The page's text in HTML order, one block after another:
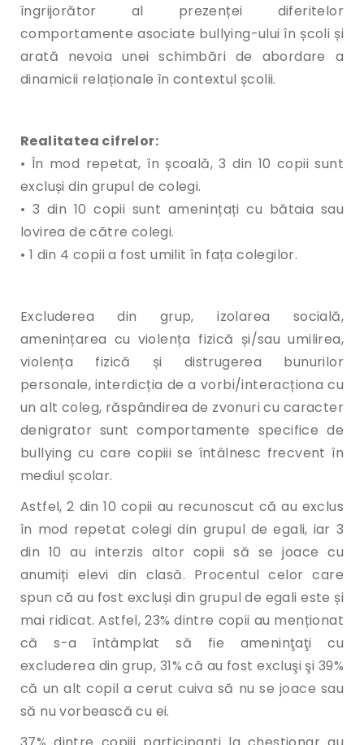
îngrijorător al prezenței diferitelor
comportamente asociate bullying-ului în școli și
arată nevoia unei schimbări de abordare a
dinamicii relaționale în contextul școlii.
Realitatea cifrelor:
• În mod repetat, în școală, 3 din 10 copii sunt
excluși din grupul de colegi.
• 3 din 10 copii sunt amenințați cu bătaia sau
lovirea de către colegi.
• 1 din 4 copii a fost umilit în fața colegilor.
Excluderea din grup, izolarea socială,
amenințarea cu violența fizică și/sau umilirea,
violența fizică și distrugerea bunurilor
personale, interdicția de a vorbi/interacționa cu
un alt coleg, răspândirea de zvonuri cu caracter
denigrator sunt comportamente specifice de
bullying cu care copiii se întâlnesc frecvent în
mediul școlar.
Astfel, 2 din 10 copii au recunoscut că au exclus
în mod repetat colegi din grupul de egali, iar 3
din 10 au interzis altor copii să se joace cu
anumiți elevi din clasă. Procentul celor care
spun că au fost excluși din grupul de egali este și
mai ridicat. Astfel, 23% dintre copii au menționat
că s-a întâmplat să fie ameninţaţi cu
excluderea din grup, 31% că au fost excluşi şi 39%
că un alt copil a cerut cuiva să nu se joace sau
să nu vorbească cu ei.